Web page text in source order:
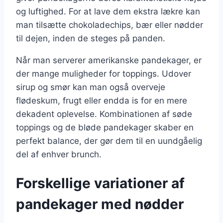
og luftighed. For at lave dem ekstra lækre kan
man tilsætte chokoladechips, bær eller nødder
til dejen, inden de steges på panden.
Når man serverer amerikanske pandekager, er
der mange muligheder for toppings. Udover
sirup og smør kan man også overveje
flødeskum, frugt eller endda is for en mere
dekadent oplevelse. Kombinationen af søde
toppings og de bløde pandekager skaber en
perfekt balance, der gør dem til en uundgåelig
del af enhver brunch.
Forskellige variationer af
pandekager med nødder